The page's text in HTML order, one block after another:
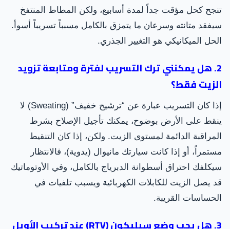
تنجح كحل مؤقت جداً لمدة أسابيع، ولكن المطاط المنتفخ
سيفقد متانته وسرعان ما يتمزق بالكامل مسبباً تسريباً أسوأ.
الحل الميكانيكي هو التغيير الجذري.
2. هل يمكنني ترك التسريب لفترة ومتابعة تزويد
الزيت فقط؟
إذا كان التسريب عبارة عن “ترشيح خفيف” (Sweating) لا
ينقط على الأرض بوضوح، يمكنك تأجيل الإصلاح بشرط
المراقبة الدائمة لمستوى الزيت. ولكن، إذا كان التنقيط
مستمراً، أو إذا كانت سيارتك مانيوال (يدوية)، فالانتظار
سيكلفك احتراق أسطوانة الدبرياج بالكامل، وفي الأوتوماتيك
قد يصل الزيت للكابلات الكهربائية ويسبب تلفيات في
الحساسات القريبة.
3. هل يجب وضع سيليكون (RTV) عند تركيب الأويل